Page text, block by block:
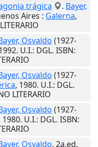
trágica . Bayer,
Aires : Galerna,
Osvaldo (1927-
. U.I.: DGL. ISBN:
Osvaldo (1927-
, 1980. U.I.: DGL.
LITERARIO
Osvaldo (1927-
1980. U.I.: DGL. ISBN:
Osvaldo. 2a.ed.